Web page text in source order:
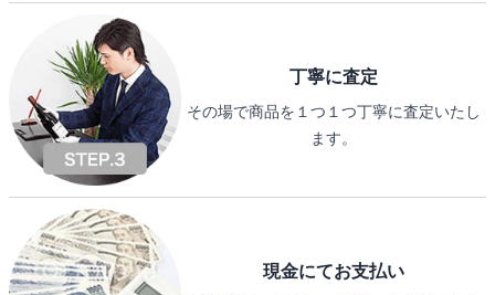
丁寧に査定
その場で商品を１つ１つ丁寧に査定いたし
ます。
現金にてお支払い